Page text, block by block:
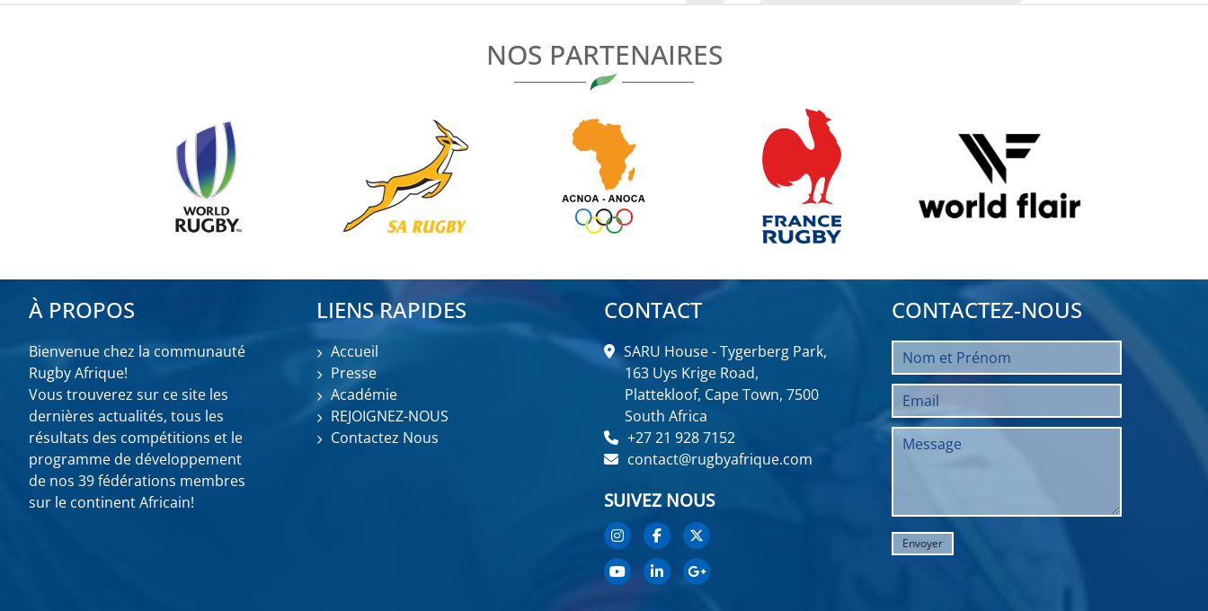
NOS PARTENAIRES
À PROPOS
Bienvenue chez la communauté
Rugby Afrique!
Vous trouverez sur ce site les
dernières actualités, tous les
résultats des compétitions et le
programme de développement
de nos 39 fédérations membres
sur le continent Africain!
LIENS RAPIDES
Accueil
Presse
Académie
REJOIGNEZ-NOUS
Contactez Nous
CONTACT
SARU House - Tygerberg Park,
163 Uys Krige Road,
Plattekloof, Cape Town, 7500
South Africa
+27 21 928 7152
contact@rugbyafrique.com
SUIVEZ NOUS
CONTACTEZ-NOUS